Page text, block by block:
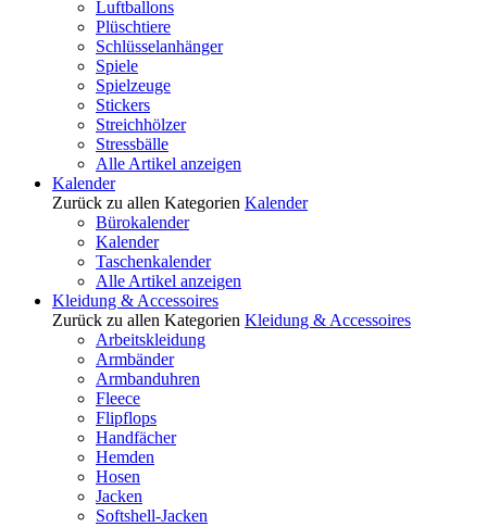
Luftballons
Plüschtiere
Schlüsselanhänger
Spiele
Spielzeuge
Stickers
Streichhölzer
Stressbälle
Alle Artikel anzeigen
Kalender
Zurück zu allen Kategorien Kalender
Bürokalender
Kalender
Taschenkalender
Alle Artikel anzeigen
Kleidung & Accessoires
Zurück zu allen Kategorien Kleidung & Accessoires
Arbeitskleidung
Armbänder
Armbanduhren
Fleece
Flipflops
Handfächer
Hemden
Hosen
Jacken
Softshell-Jacken